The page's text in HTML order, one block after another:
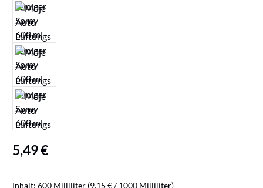
Regulärer Preis:
5,49 €
Inhalt: 600 Milliliter (9,15 € / 1000 Milliliter)